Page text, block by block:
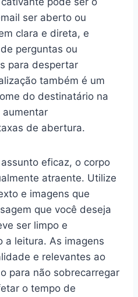
ser aberto ou
clara e direta, e
perguntas ou
para despertar
também é um
do destinatário na
aumentar
de abertura.
eficaz, o corpo
atraente. Utilize
e imagens que
que você deseja
ser limpo e
a leitura. As imagens
e relevantes ao
para não sobrecarregar
o tempo de